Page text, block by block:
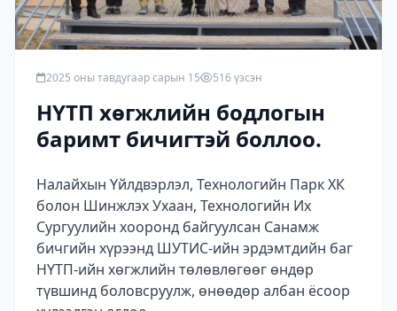
2025 оны тавдугаар сарын 15 516 үзсэн
НҮТП хөгжлийн бодлогын
баримт бичигтэй боллоо.
Налайхын Үйлдвэрлэл, Технологийн Парк ХК
болон Шинжлэх Ухаан, Технологийн Их
Сургуулийн хооронд байгуулсан Санамж
бичгийн хүрээнд ШУТИС-ийн эрдэмтдийн баг
НҮТП-ийн хөгжлийн төлөвлөгөөг өндөр
түвшинд боловсруулж, өнөөдөр албан ёсоор